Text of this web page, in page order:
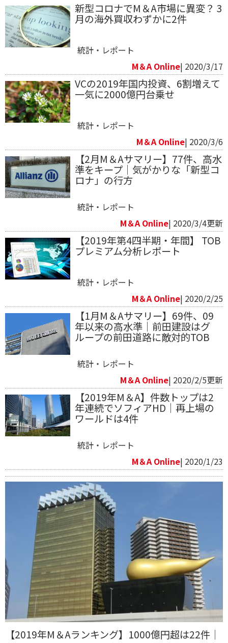
新型コロナでM＆A市場に異変？ 3
月の海外買収わずかに2件
統計・レポート
M＆A Online| 2020/3/17
VCの2019年国内投資、6割増えて
一気に2000億円台乗せ
統計・レポート
M＆A Online| 2020/3/6
【2月M＆Aサマリー】77件、高水
準をキープ｜気がかりな「新型コ
ロナ」の行方
統計・レポート
M＆A Online| 2020/3/4更新
【2019年第4四半期・年間】 TOB
プレミアム分析レポート
統計・レポート
M＆A Online| 2020/2/25
【1月M＆Aサマリー】69件、09
年以来の高水準｜前田建設はグ
ループの前田道路に敵対的TOB
統計・レポート
M＆A Online| 2020/2/5更新
【2019年M＆A】件数トップは2
年連続でソフィアHD｜再上場の
ワールドは4件
統計・レポート
M＆A Online| 2020/1/23
【2019年M＆Aランキング】1000億円超は22件｜